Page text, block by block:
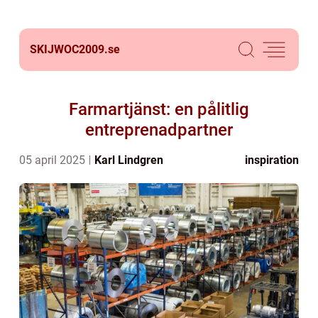
SKIJWOC2009.se
Farmartjänst: en pålitlig
entreprenadpartner
05 april 2025 Karl Lindgren inspiration